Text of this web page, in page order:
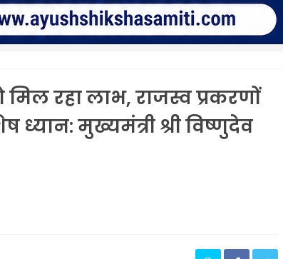
रहा लाभ, राजस्व प्रकरणों
ध्यान: मुख्यमंत्री श्री विष्णुदेव